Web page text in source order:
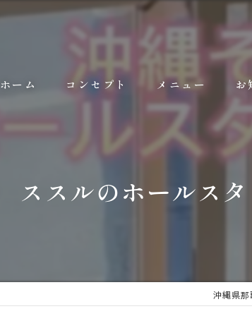
ホーム コンセプト メニュー お
ススルのホールス
沖縄県